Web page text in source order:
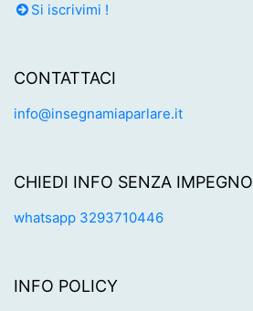
Si iscrivimi !
CONTATTACI
info@insegnamiaparlare.it
CHIEDI INFO SENZA IMPEGNO
whatsapp 3293710446
INFO POLICY